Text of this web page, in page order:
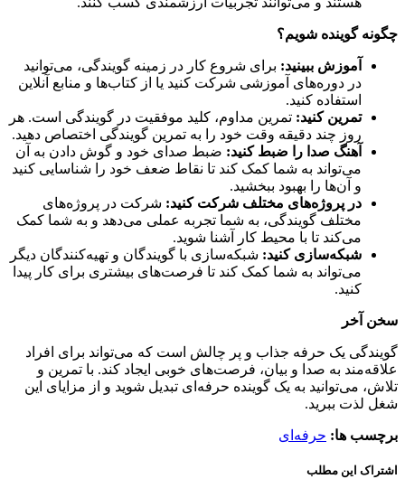
چگونه گوینده شویم؟
آموزش ببینید: برای شروع کار در زمینه گویندگی، می‌توانید
در دوره‌های آموزشی شرکت کنید یا از کتاب‌ها و منابع آنلاین
استفاده کنید.
تمرین کنید: تمرین مداوم، کلید موفقیت در گویندگی است. هر
روز چند دقیقه وقت خود را به تمرین گویندگی اختصاص دهید.
آهنگ صدا را ضبط کنید: ضبط صدای خود و گوش دادن به آن
می‌تواند به شما کمک کند تا نقاط ضعف خود را شناسایی کنید
و آن‌ها را بهبود ببخشید.
در پروژه‌های مختلف شرکت کنید: شرکت در پروژه‌های
مختلف گویندگی، به شما تجربه عملی می‌دهد و به شما کمک
می‌کند تا با محیط کار آشنا شوید.
شبکه‌سازی کنید: شبکه‌سازی با گویندگان و تهیه‌کنندگان دیگر
می‌تواند به شما کمک کند تا فرصت‌های بیشتری برای کار پیدا
کنید.
سخن آخر
گویندگی یک حرفه جذاب و پر چالش است که می‌تواند برای افراد
علاقه‌مند به صدا و بیان، فرصت‌های خوبی ایجاد کند. با تمرین و
تلاش، می‌توانید به یک گوینده حرفه‌ای تبدیل شوید و از مزایای این
شغل لذت ببرید.
برچسب ها: حرفه‌ای
اشتراک این مطلب